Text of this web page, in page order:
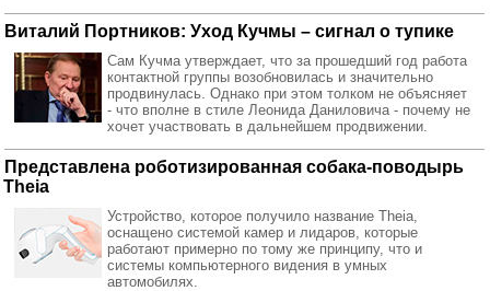
Виталий Портников: Уход Кучмы – сигнал о тупике
Сам Кучма утверждает, что за прошедший год работа
контактной группы возобновилась и значительно
продвинулась. Однако при этом толком не объясняет
- что вполне в стиле Леонида Даниловича - почему не
хочет участвовать в дальнейшем продвижении.
Представлена роботизированная собака-поводырь
Theia
Устройство, которое получило название Theia,
оснащено системой камер и лидаров, которые
работают примерно по тому же принципу, что и
системы компьютерного видения в умных
автомобилях.